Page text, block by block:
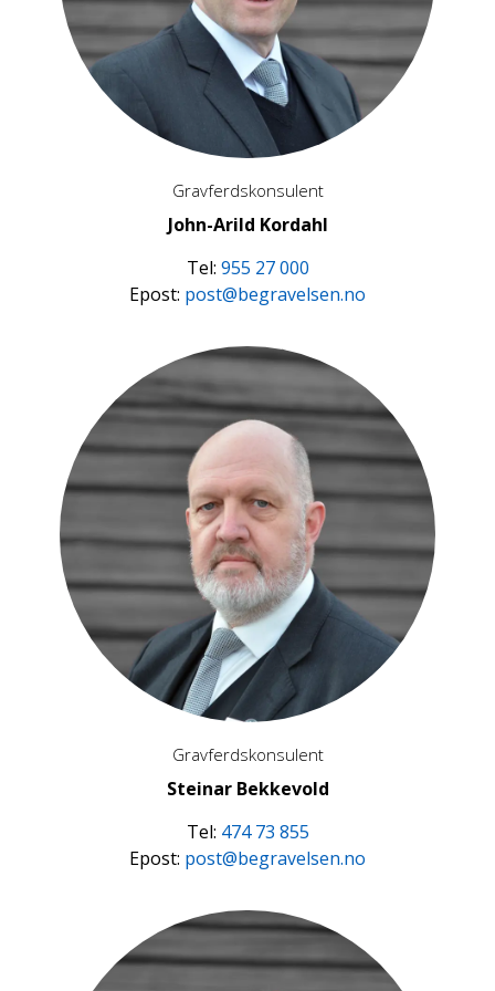
Gravferdskonsulent
John-Arild Kordahl
Tel: 955 27 000
Epost: post@begravelsen.no
Gravferdskonsulent
Steinar Bekkevold
Tel: 474 73 855
Epost: post@begravelsen.no